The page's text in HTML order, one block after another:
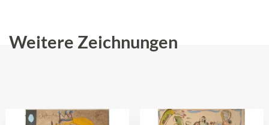
Weitere Zeichnungen